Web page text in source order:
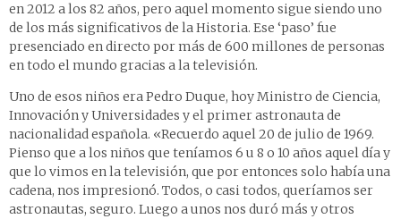
en 2012 a los 82 años, pero aquel momento sigue siendo uno
de los más significativos de la Historia. Ese ‘paso’ fue
presenciado en directo por más de 600 millones de personas
en todo el mundo gracias a la televisión.
Uno de esos niños era Pedro Duque, hoy Ministro de Ciencia,
Innovación y Universidades y el primer astronauta de
nacionalidad española. «Recuerdo aquel 20 de julio de 1969.
Pienso que a los niños que teníamos 6 u 8 o 10 años aquel día y
que lo vimos en la televisión, que por entonces solo había una
cadena, nos impresionó. Todos, o casi todos, queríamos ser
astronautas, seguro. Luego a unos nos duró más y otros